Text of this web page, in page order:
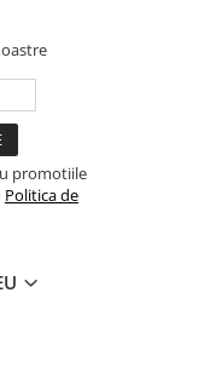
promotiile
Politica de